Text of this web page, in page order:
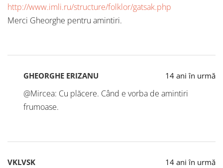
http://www.imli.ru/structure/folklor/gatsak.php
Merci Gheorghe pentru amintiri.
GHEORGHE ERIZANU 14 ani în urmă
@Mircea: Cu plăcere. Când e vorba de amintiri
frumoase.
VKLVSK 14 ani în urmă